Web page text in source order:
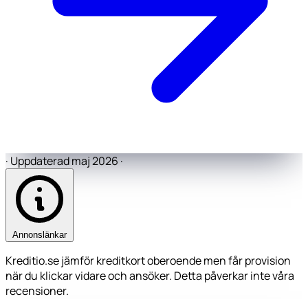
· Uppdaterad maj 2026·
Annonslänkar
Kreditio.se jämför kreditkort oberoende men får provision
när du klickar vidare och ansöker. Detta påverkar inte våra
recensioner.